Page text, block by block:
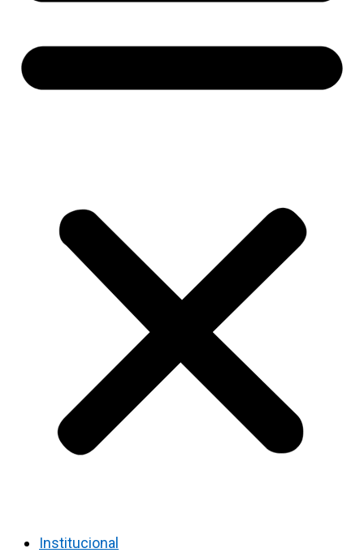
Institucional